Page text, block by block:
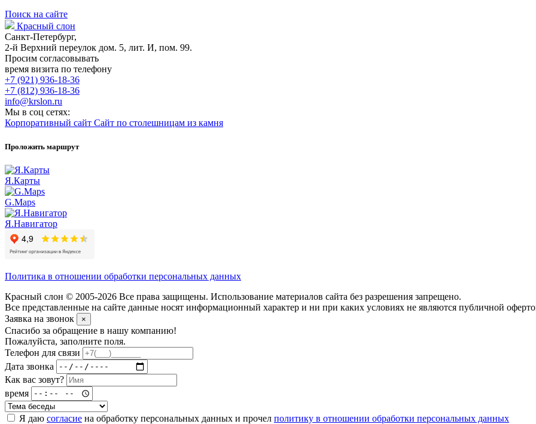
Поиск на сайте
Красный слон
Санкт-Петербург,
2-й Верхний переулок дом. 5, лит. И, пом. 99.
Просим согласовывать
время визита по телефону
+7 (921) 936-18-36
+7 (812) 936-18-36
info@krslon.ru
Мы в соц сетях:
Корпоративный сайт Сайт по столешницам из камня
Проложить маршрут
Я.Карты
G.Maps
Я.Навигатор
Политика в отношении обработки персональных данных
Красный слон © 2005-2026 Все права защищены. Использование материалов сайта без разрешения запрещено.
Все представленные на сайте данные носят информационный характер и ни при каких условиях не являются публичной
Заявка на звонок
×
Спасибо за обращение в нашу компанию!
Пожалуйста, заполните поля.
Телефон для связи
Дата звонка
Как вас зовут?
время
Я даю согласие на обработку персональных данных и прочел политику в отношении обработки персональных данных